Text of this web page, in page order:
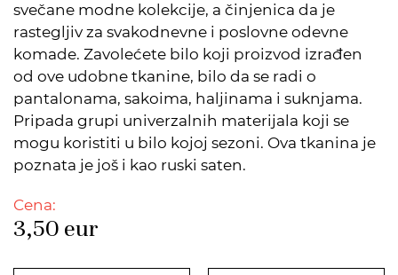
svečane modne kolekcije, a činjenica da je
rastegljiv za svakodnevne i poslovne odevne
komade. Zavolećete bilo koji proizvod izrađen
od ove udobne tkanine, bilo da se radi o
pantalonama, sakoima, haljinama i suknjama.
Pripada grupi univerzalnih materijala koji se
mogu koristiti u bilo kojoj sezoni. Ova tkanina je
poznata je još i kao ruski saten.
Cena:
3,50 eur